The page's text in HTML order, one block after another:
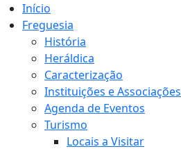
Início
Freguesia
História
Heráldica
Caracterização
Instituições e Associações
Agenda de Eventos
Turismo
Locais a Visitar